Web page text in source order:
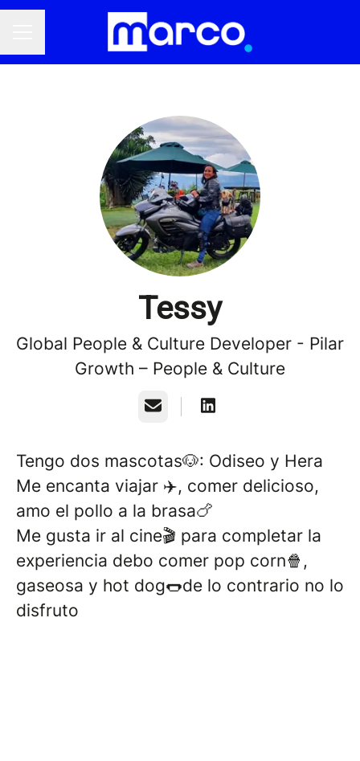
Tessy
Global People & Culture Developer - Pilar
Growth – People & Culture
Correo electrónico
Tengo dos mascotas🐶: Odiseo y Hera
Me encanta viajar ✈️, comer delicioso,
amo el pollo a la brasa🍗
Me gusta ir al cine🎬 para completar la
experiencia debo comer pop corn🍿,
gaseosa y hot dog🌭de lo contrario no lo
disfruto